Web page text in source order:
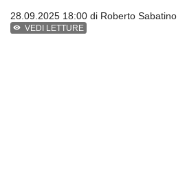
28.09.2025 18:00 di Roberto Sabatino
VEDI LETTURE